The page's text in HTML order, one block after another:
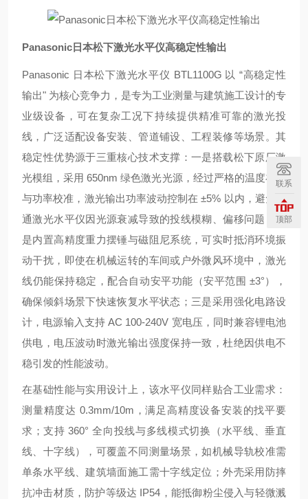
Panasonic日本松下激光水平仪高稳定性输出
Panasonic 日本松下激光水平仪 BTL1100G 以 “高稳定性
输出" 为核心竞争力，是专为工业测量与建筑施工设计的专
业级设备，可在复杂工况下持续提供精准可靠的激光投
线，广泛适配设备安装、管道铺设、工程装修等场景。其
稳定性优势源于三重核心技术支撑：一是搭载松下原厂激
光模组，采用 650nm 绿色激光光源，经过严格的温度补偿
与功率校准，激光输出功率波动控制在 ±5% 以内，避免普
通激光水平仪因光源衰减导致的投线模糊、偏移问题；二
是内置高精度重力摆锤与磁阻尼系统，可实时抵消环境振
动干扰，即使在机械运转的车间或户外微风环境中，激光
线仍能保持稳定，配合自动安平功能（安平范围 ±3°），
确保倾斜场景下快速恢复水平状态；三是采用强化电路设
计，电源输入支持 AC 100-240V 宽电压，同时兼容锂电池
供电，电压波动时激光输出强度保持一致，杜绝因供电不
稳引发的性能波动。
在基础性能与实用设计上，该水平仪同样贴合工业需求：
测量精度达 0.3mm/10m，满足高精度设备安装的找平要
求；支持 360° 全向投线与多线模式切换（水平线、垂直
线、十字线），可覆盖不同测量场景，如机械导轨校准需
单条水平线、建筑墙面施工需十字线定位；外壳采用防摔
抗冲击材质，防护等级达 IP54，能抵御粉尘侵入与轻微溅
联系
顶部